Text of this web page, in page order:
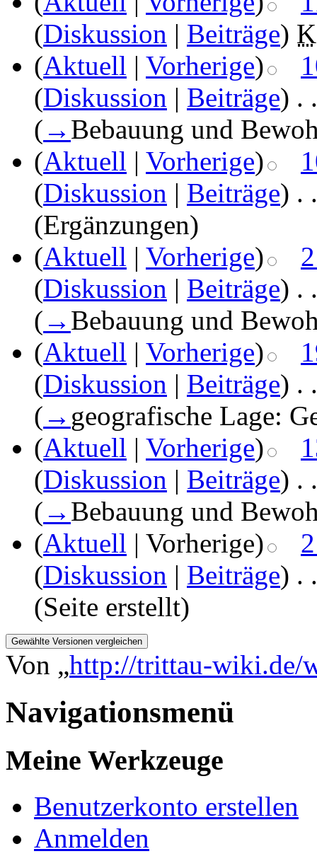
(Diskussion | Beiträge) K
(Aktuell | Vorherige)
(Diskussion | Beiträge) . .
( → Bebauung und
(Aktuell | Vorherige)
(Diskussion | Beiträge) . .
(Ergänzungen)
(Aktuell | Vorherige)
(Diskussion | Beiträge) . .
( → Bebauung und
(Aktuell | Vorherige)
(Diskussion | Beiträge) . .
( → geografische Lage:
(Aktuell | Vorherige)
(Diskussion | Beiträge) . .
( → Bebauung und
(Aktuell | Vorherige)
(Diskussion | Beiträge) . .
(Seite erstellt)
Von „http://trittau-wiki.de/
Navigationsmenü
Meine Werkzeuge
Benutzerkonto erstellen
Anmelden